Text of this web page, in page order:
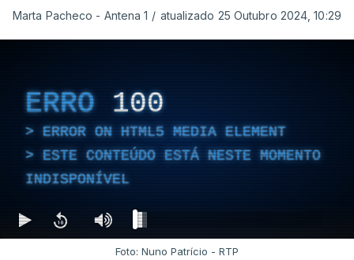
Marta Pacheco - Antena 1 / atualizado 25 Outubro 2024, 10:29
ERRO 100
ERROR ON HTML5 MEDIA ELEMENT
ESTE CONTEÚDO ESTÁ NESTE MOMENTO
INDISPONÍVEL
Foto: Nuno Patrício - RTP